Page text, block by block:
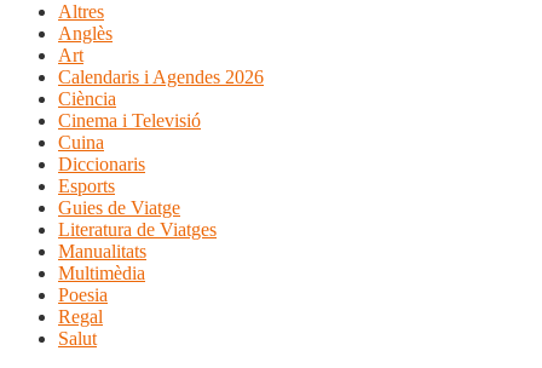
Altres
Anglès
Art
Calendaris i Agendes 2026
Ciència
Cinema i Televisió
Cuina
Diccionaris
Esports
Guies de Viatge
Literatura de Viatges
Manualitats
Multimèdia
Poesia
Regal
Salut